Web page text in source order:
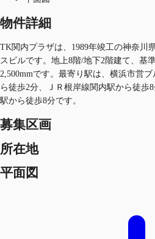
物件詳細
TK関内プラザは、1989年竣工の神奈川
スビルです。地上8階/地下2階建て、基
2,500mmです。最寄り駅は、横浜市営
ら徒歩2分、ＪＲ根岸線関内駅から徒歩
駅から徒歩8分です。
募集区画
所在地
平面図